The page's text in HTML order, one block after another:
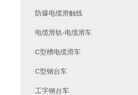
防爆电缆滑触线
电缆滑轨-电缆滑车
C型槽电缆滑车
C型钢台车
工字钢台车